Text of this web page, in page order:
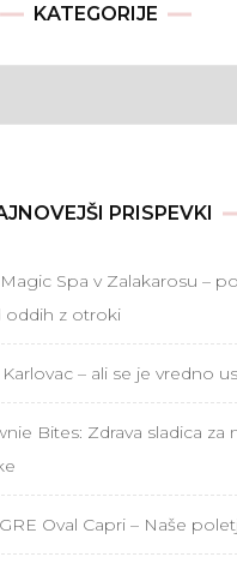
KATEGORIJE
PRISPEVKI
Spa v Zalakarosu –
oddih z otroki
– ali se je vredno
Bites: Zdrava sladica za
Oval Capri – Naše